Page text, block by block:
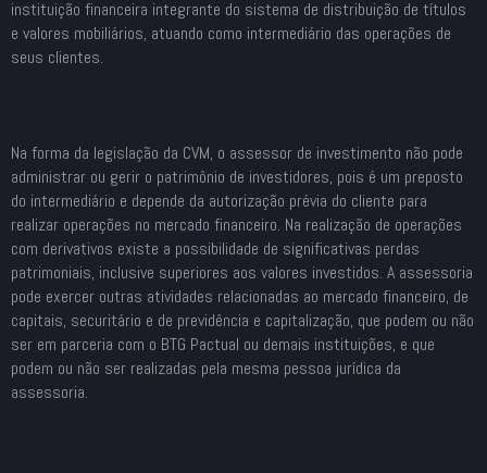
instituição financeira integrante do sistema de distribuição de títulos
e valores mobiliários, atuando como intermediário das operações de
seus clientes.
Na forma da legislação da CVM, o assessor de investimento não pode
administrar ou gerir o patrimônio de investidores, pois é um preposto
do intermediário e depende da autorização prévia do cliente para
realizar operações no mercado financeiro. Na realização de operações
com derivativos existe a possibilidade de significativas perdas
patrimoniais, inclusive superiores aos valores investidos. A assessoria
pode exercer outras atividades relacionadas ao mercado financeiro, de
capitais, securitário e de previdência e capitalização, que podem ou não
ser em parceria com o BTG Pactual ou demais instituições, e que
podem ou não ser realizadas pela mesma pessoa jurídica da
assessoria.